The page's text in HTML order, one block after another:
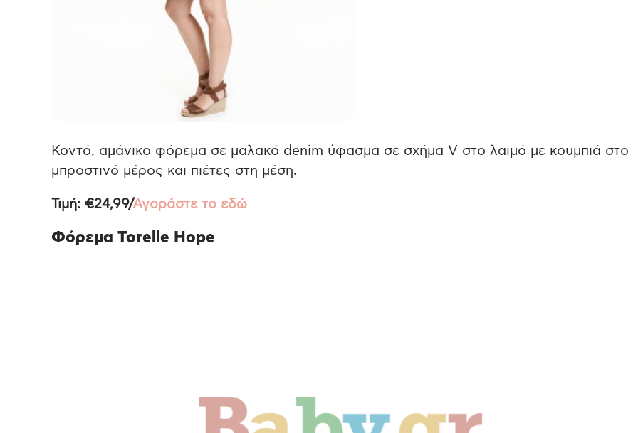
Κοντό, αμάνικο φόρεμα σε μαλακό denim ύφασμα σε σχήμα V στο λαιμό με κουμπιά στο
μπροστινό μέρος και πιέτες στη μέση.
Τιμή: €24,99/Αγοράστε το εδώ
Φόρεμα Torelle Hope